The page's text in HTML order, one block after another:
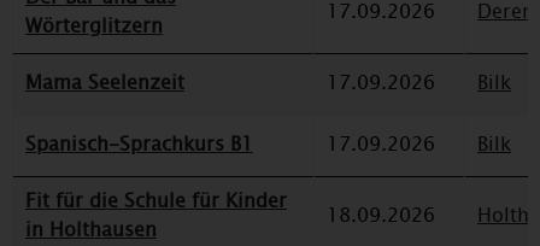
Wörterglitzern
17.09.2026
Mama Seelenzeit 17.09.2026 Bilk
Spanisch-Sprachkurs B1 17.09.2026
Bilk
Fit für die Schule für Kinder
in Holthausen
18.09.2026